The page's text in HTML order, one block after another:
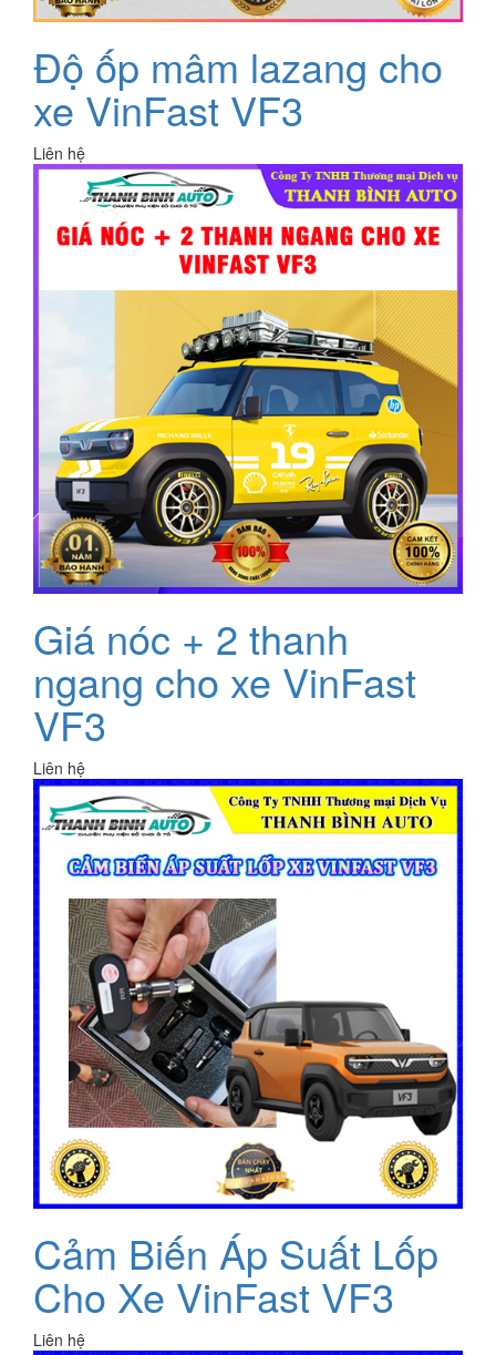
Độ ốp mâm lazang cho
xe VinFast VF3
Liên hệ
Giá nóc + 2 thanh
ngang cho xe VinFast
VF3
Liên hệ
Cảm Biến Áp Suất Lốp
Cho Xe VinFast VF3
Liên hệ